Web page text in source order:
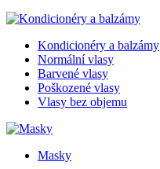
Kondicionéry a balzámy
Normální vlasy
Barvené vlasy
Poškozené vlasy
Vlasy bez objemu
Masky